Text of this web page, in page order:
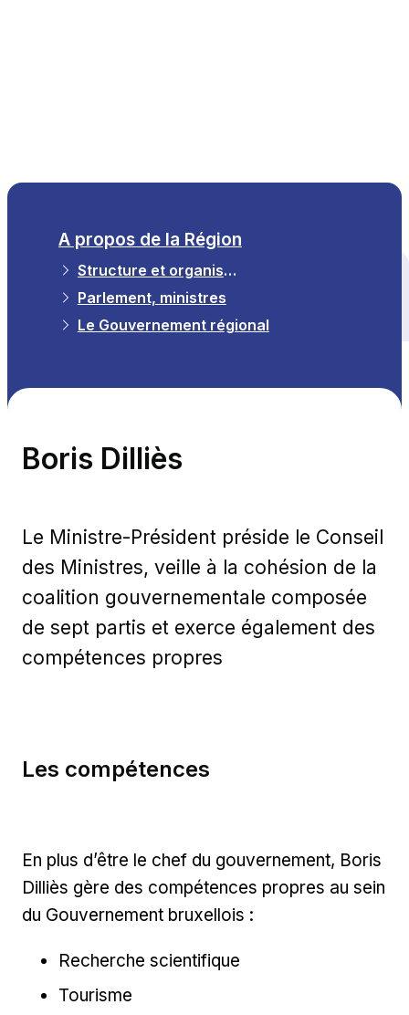
Tous les thèmes
A propos de la Région
Structure et organisation
Parlement, ministres
Le Gouvernement régional
Boris Dilliès
Le Ministre-Président préside le Conseil
des Ministres, veille à la cohésion de la
coalition gouvernementale composée
de sept partis et exerce également des
compétences propres
Les compétences
En plus d’être le chef du gouvernement, Boris
Dilliès gère des compétences propres au sein
du Gouvernement bruxellois :
Recherche scientifique
Tourisme